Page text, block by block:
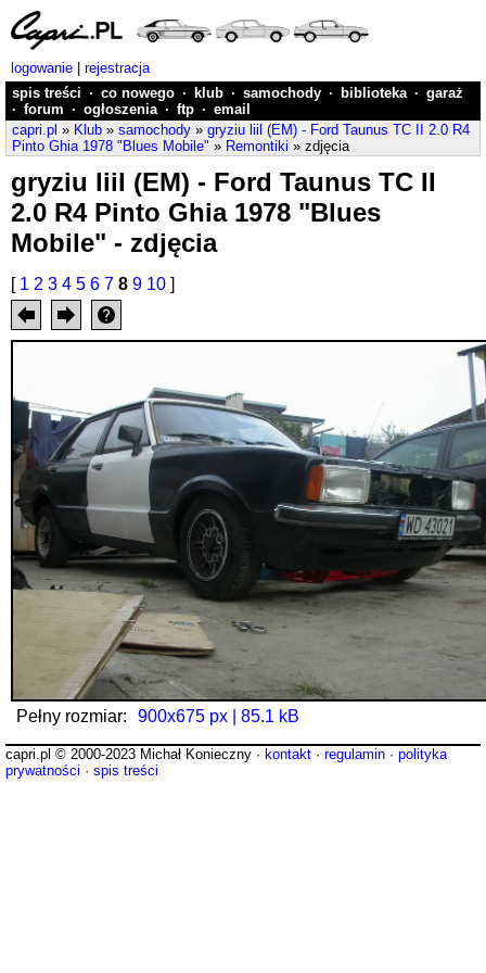
logowanie
rejestracja
spis treści · co nowego · klub · samochody · biblioteka · garaż
· forum · ogłoszenia · ftp · email
capri.pl » Klub » samochody » gryziu liil (EM) - Ford Taunus TC II 2.0 R4
Pinto Ghia 1978 "Blues Mobile" » Remontiki » zdjęcia
gryziu liil (EM) - Ford Taunus TC II
2.0 R4 Pinto Ghia 1978 "Blues
Mobile" - zdjęcia
[ 1 2 3 4 5 6 7 8 9 10 ]
Pełny rozmiar: 900x675 px | 85.1 kB
capri.pl © 2000-2023 Michał Konieczny · kontakt · regulamin · polityka
prywatności · spis treści